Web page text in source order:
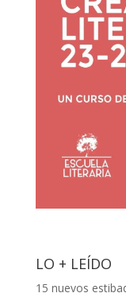
LO + LEÍDO
15 nuevos